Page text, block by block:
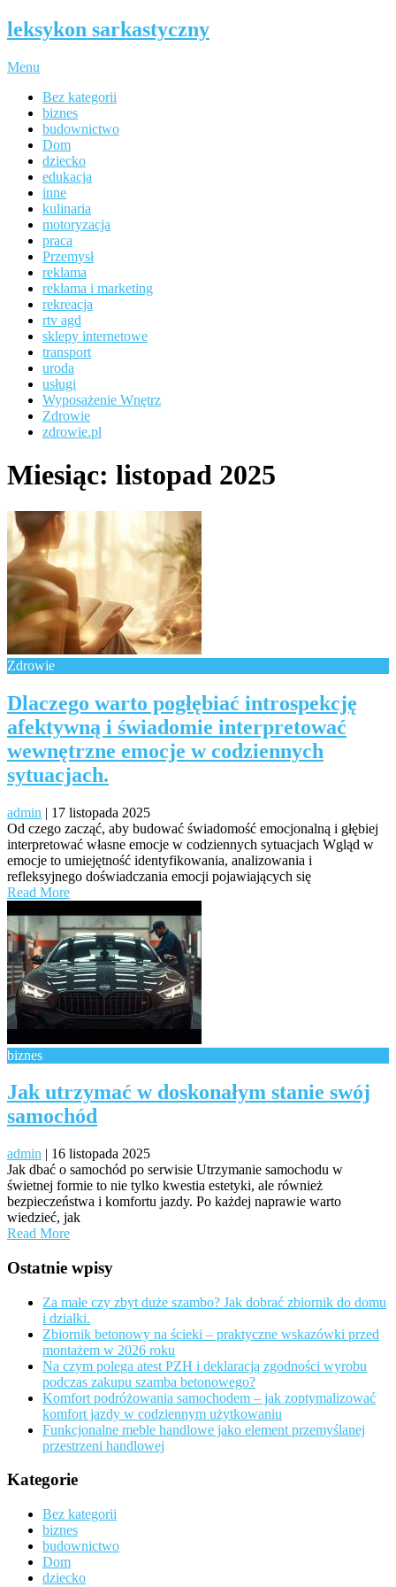
leksykon sarkastyczny
Menu
Bez kategorii
biznes
budownictwo
Dom
dziecko
edukacja
inne
kulinaria
motoryzacja
praca
Przemysł
reklama
reklama i marketing
rekreacja
rtv agd
sklepy internetowe
transport
uroda
usługi
Wyposażenie Wnętrz
Zdrowie
zdrowie.pl
Miesiąc: listopad 2025
Zdrowie
Dlaczego warto pogłębiać introspekcję
afektywną i świadomie interpretować
wewnętrzne emocje w codziennych
sytuacjach.
admin | 17 listopada 2025
Od czego zacząć, aby budować świadomość emocjonalną i głębiej
interpretować własne emocje w codziennych sytuacjach Wgląd w
emocje to umiejętność identyfikowania, analizowania i
refleksyjnego doświadczania emocji pojawiających się
Read More
biznes
Jak utrzymać w doskonałym stanie swój
samochód
admin | 16 listopada 2025
Jak dbać o samochód po serwisie Utrzymanie samochodu w
świetnej formie to nie tylko kwestia estetyki, ale również
bezpieczeństwa i komfortu jazdy. Po każdej naprawie warto
wiedzieć, jak
Read More
Ostatnie wpisy
Za małe czy zbyt duże szambo? Jak dobrać zbiornik do domu
i działki.
Zbiornik betonowy na ścieki – praktyczne wskazówki przed
montażem w 2026 roku
Na czym polega atest PZH i deklaracją zgodności wyrobu
podczas zakupu szamba betonowego?
Komfort podróżowania samochodem – jak zoptymalizować
komfort jazdy w codziennym użytkowaniu
Funkcjonalne meble handlowe jako element przemyślanej
przestrzeni handlowej
Kategorie
Bez kategorii
biznes
budownictwo
Dom
dziecko